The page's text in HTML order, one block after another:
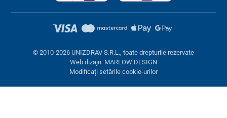
© 2010-2026 UNIZDRAV S.R.L., toate drepturile rezervate
Web dizajn: MARLOW DESIGN
Modificați setările cookie-urilor